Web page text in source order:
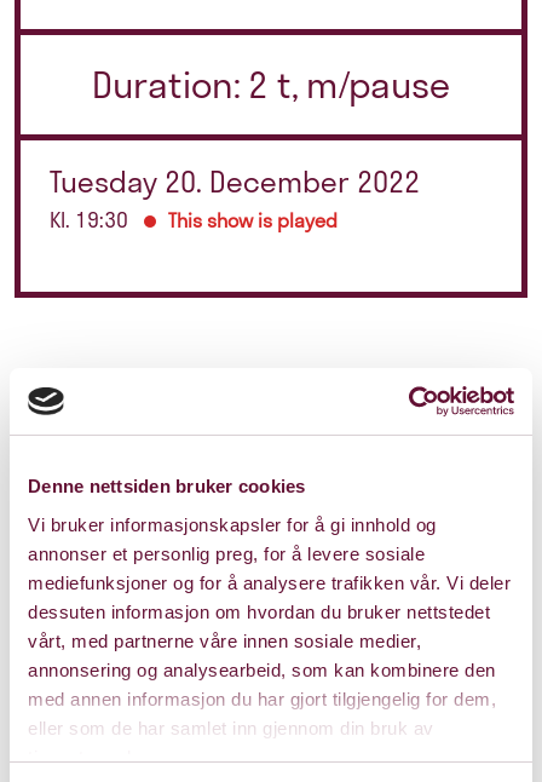
Denne nettsiden bruker cookies
Vi bruker informasjonskapsler for å gi innhold og
annonser et personlig preg, for å levere sosiale
mediefunksjoner og for å analysere trafikken vår. Vi deler
dessuten informasjon om hvordan du bruker nettstedet
vårt, med partnerne våre innen sosiale medier,
annonsering og analysearbeid, som kan kombinere den
med annen informasjon du har gjort tilgjengelig for dem,
eller som de har samlet inn gjennom din bruk av
tjenestene deres.
Duration: 2 t, m/pause
Tuesday 20. December 2022
Kl. 19:30 This show is played